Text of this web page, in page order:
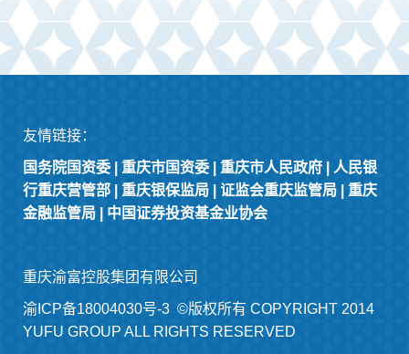
友情链接：
国务院国资委| 重庆市国资委| 重庆市人民政府
人民银
行重庆营管部
重庆银保监局 证监会重庆监管局
重庆
金融监管局
中国证券投资基金业协会
重庆渝富控股集团有限公司
渝ICP备18004030号-3 ©版权所有 COPYRIGHT 2014
YUFU GROUP ALL RIGHTS RESERVED